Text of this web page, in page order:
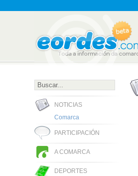
NOTICIAS
Comarca
PARTICIPACIÓN
A COMARCA
DEPORTES